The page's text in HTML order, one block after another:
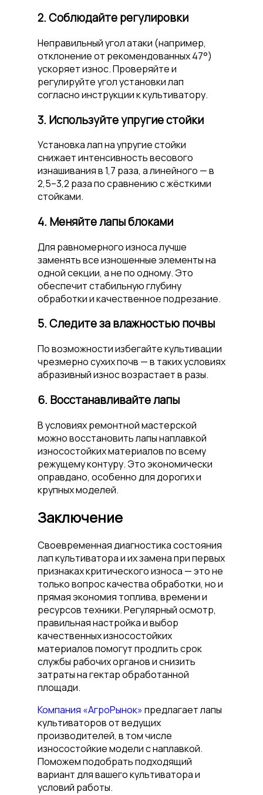
2. Соблюдайте регулировки
Неправильный угол атаки (например,
отклонение от рекомендованных 47°)
ускоряет износ. Проверяйте и
регулируйте угол установки лап
согласно инструкции к культиватору.
3. Используйте упругие стойки
Установка лап на упругие стойки
снижает интенсивность весового
изнашивания в 1,7 раза, а линейного — в
2,5–3,2 раза по сравнению с жёсткими
стойками.
4. Меняйте лапы блоками
Для равномерного износа лучше
заменять все изношенные элементы на
одной секции, а не по одному. Это
обеспечит стабильную глубину
обработки и качественное подрезание.
5. Следите за влажностью почвы
По возможности избегайте культивации
чрезмерно сухих почв — в таких условиях
абразивный износ возрастает в разы.
6. Восстанавливайте лапы
В условиях ремонтной мастерской
можно восстановить лапы наплавкой
износостойких материалов по всему
режущему контуру. Это экономически
оправдано, особенно для дорогих и
крупных моделей.
Заключение
Своевременная диагностика состояния
лап культиватора и их замена при первых
признаках критического износа — это не
только вопрос качества обработки, но и
прямая экономия топлива, времени и
ресурсов техники. Регулярный осмотр,
правильная настройка и выбор
качественных износостойких
материалов помогут продлить срок
службы рабочих органов и снизить
затраты на гектар обработанной
площади.
Компания «АгроРынок»предлагает лапы
культиваторов от ведущих
производителей, в том числе
износостойкие модели с наплавкой.
Поможем подобрать подходящий
вариант для вашего культиватора и
условий работы.